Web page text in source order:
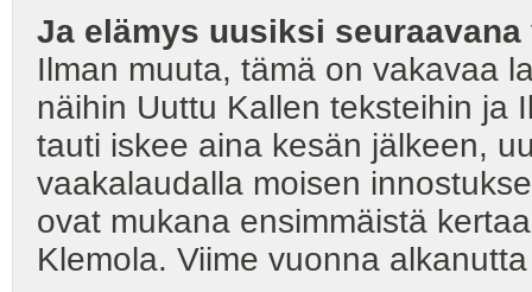
Ja elämys uusiksi seuraavana
Ilman muuta, tämä on vakavaa
näihin Uuttu Kallen teksteihin ja
tauti iskee aina kesän jälkeen,
vaakalaudalla moisen
ovat mukana ensimmäistä
Klemola. Viime vuonna